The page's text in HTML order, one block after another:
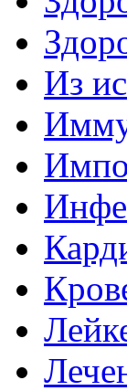
Из